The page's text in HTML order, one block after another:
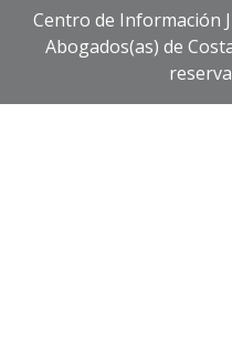
Centro de Información
Abogados(as) de